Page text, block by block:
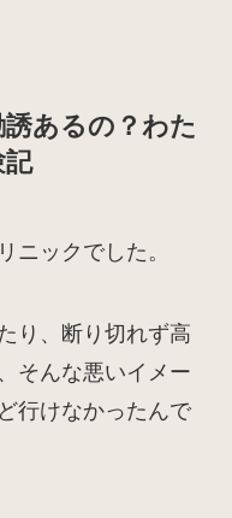
あるの？わた
記
ニックでした。
り、断り切れず高
そんな悪いイメー
行けなかったんで